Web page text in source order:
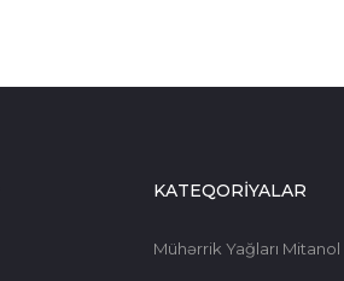
KATEQORİYALAR
Mühərrik Yağları Mitanol